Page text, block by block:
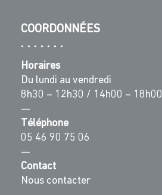
COORDONNÉES
Horaires
Du lundi au vendredi
8h30 – 12h30 / 14h00 – 18h00
—
Téléphone
05 46 90 75 06
—
Contact
Nous contacter